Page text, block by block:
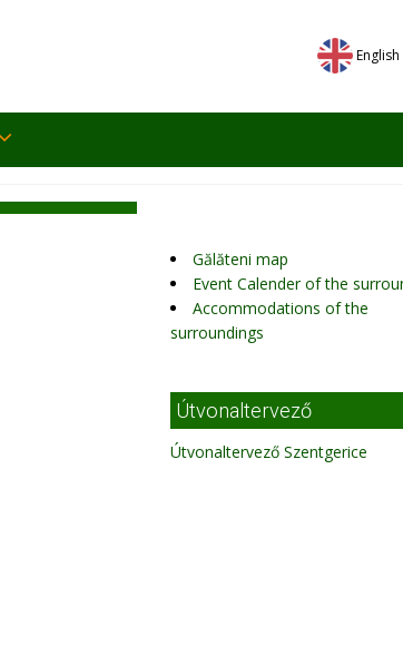
English
Gălăteni map
Event Calender of the
Accommodations of the
surroundings
Útvonaltervező
Útvonaltervező Szentgerice